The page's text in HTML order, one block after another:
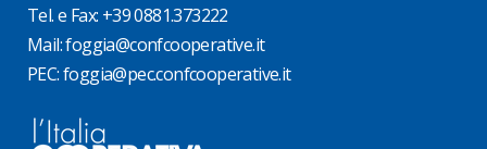
Tel. e Fax: +39 0881.373222
Mail:foggia@confcooperative.it
PEC:foggia@pec.confcooperative.it